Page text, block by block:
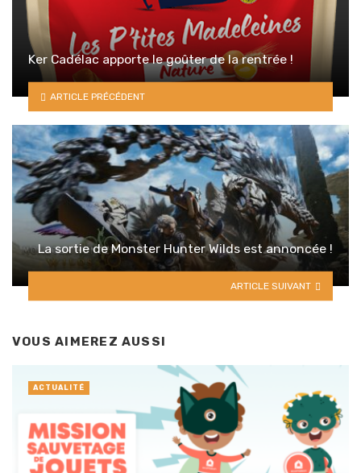
Ker Cadélac apporte le goûter de la rentrée !
ARTICLE PRÉCÉDENT
La sortie de Monster Hunter Wilds est annoncée !
ARTICLE SUIVANT
VOUS AIMEREZ AUSSI
ACTUALITÉ